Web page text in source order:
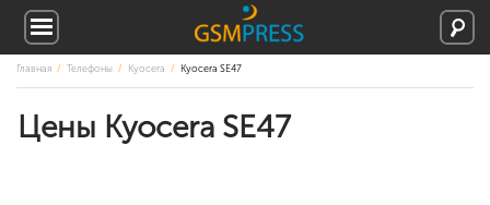
Главная Телефоны Kyocera Kyocera SE47
Цены Kyocera SE47